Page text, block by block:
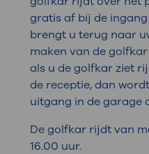
gratis af bij de
brengt u terug naar
maken van de
als u de golfkar ziet
de receptie, dan
uitgang in de garage
De golfkar rijdt van
16.00 uur.